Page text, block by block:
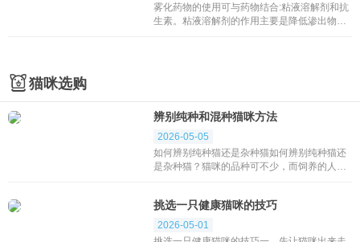
雾化药物的使用可与药物结合:粘液溶解剂和抗
生素。粘液溶解剂的作用主要是降低渗出物的
猫咪选购
辨别纯种和混种猫咪方法
2026-05-05
如何辨别纯种猫还是杂种猫如何辨别纯种猫还
是杂种猫？猫咪的品种可不少，而饲养的人数
猫呢？如何辨...
挑选一只健康猫咪的技巧
2026-05-01